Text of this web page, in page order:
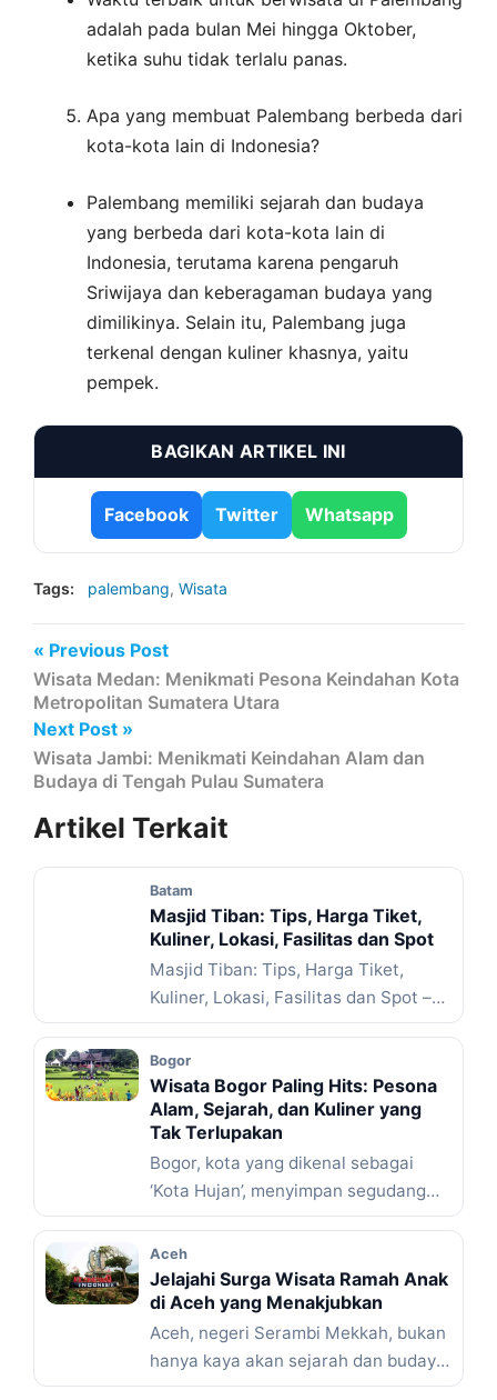
adalah pada bulan Mei hingga Oktober,
ketika suhu tidak terlalu panas.
Apa yang membuat Palembang berbeda dari
kota-kota lain di Indonesia?
Palembang memiliki sejarah dan budaya
yang berbeda dari kota-kota lain di
Indonesia, terutama karena pengaruh
Sriwijaya dan keberagaman budaya yang
dimilikinya. Selain itu, Palembang juga
terkenal dengan kuliner khasnya, yaitu
pempek.
BAGIKAN ARTIKEL INI
Facebook Twitter Whatsapp
Tags: palembang, Wisata
« Previous Post
Wisata Medan: Menikmati Pesona Keindahan Kota
Metropolitan Sumatera Utara
Next Post »
Wisata Jambi: Menikmati Keindahan Alam dan
Budaya di Tengah Pulau Sumatera
Artikel Terkait
Batam
Masjid Tiban: Tips, Harga Tiket,
Kuliner, Lokasi, Fasilitas dan Spot
Masjid Tiban: Tips, Harga Tiket,
Kuliner, Lokasi, Fasilitas dan Spot –
Pernah nggak sih kamu ... Baca
Selengkapnya
Bogor
Wisata Bogor Paling Hits: Pesona
Alam, Sejarah, dan Kuliner yang
Tak Terlupakan
Bogor, kota yang dikenal sebagai
‘Kota Hujan’, menyimpan segudang
pesona wisata yang sayang untuk
dilewatkan. ... Baca Selengkapnya
Aceh
Jelajahi Surga Wisata Ramah Anak
di Aceh yang Menakjubkan
Aceh, negeri Serambi Mekkah, bukan
hanya kaya akan sejarah dan budaya,
tapi juga menawarkan segudang ...